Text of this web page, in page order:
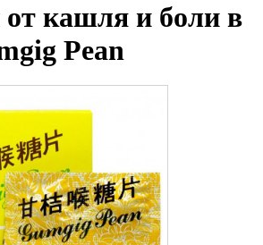
от кашля и боли в
Pean